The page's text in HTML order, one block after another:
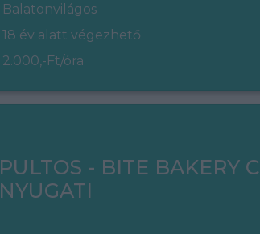
Balatonvilágos
18 év alatt végezhető
2.000,-Ft/óra
PULTOS - BITE BAKERY
NYUGATI